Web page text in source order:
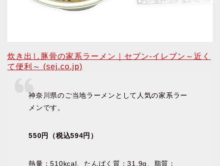
炊き出し豚骨の家系ラーメン｜セブン‐イレブン～近く
て便利～ (sej.co.jp)
神奈川県のご当地ラーメンとして人気の家系ラー
メンです。
550円（税込594円）
熱量：510kcal、たんぱく質：31.9g、脂質：